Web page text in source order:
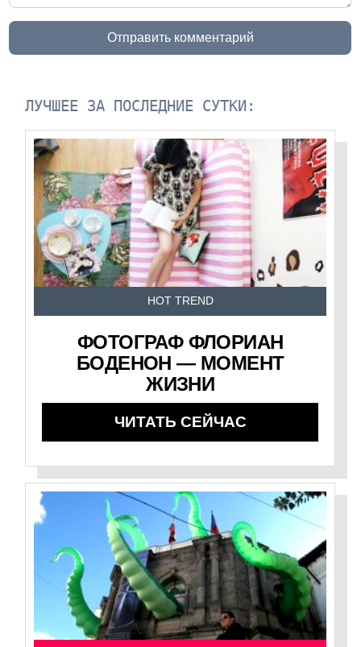
Отправить комментарий
ЛУЧШЕЕ ЗА ПОСЛЕДНИЕ СУТКИ:
HOT TREND
ФОТОГРАФ ФЛОРИАН
БОДЕНОН — МОМЕНТ
ЖИЗНИ
ЧИТАТЬ СЕЙЧАС